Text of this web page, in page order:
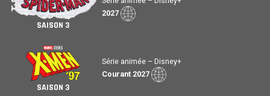
SAISON 3
2027
SAISON 3
Série animée – Disney+
Courant 2027